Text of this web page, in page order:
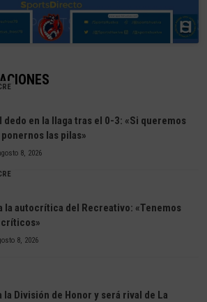
en la llaga tras el 0-3: «Si queremos
las pilas»
8, 2026
la autocrítica del Recreativo: «Tenemos
8, 2026
la División de Honor y será rival de La